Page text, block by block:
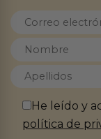
He leído y
política de